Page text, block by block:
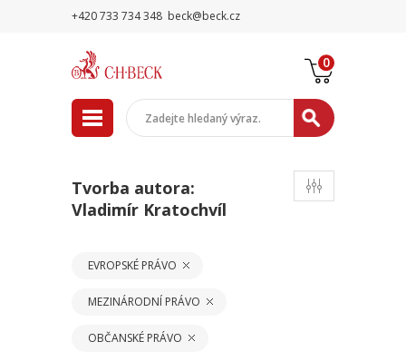
+420 733 734 348 beck@beck.cz
0
Tvorba autora:
Vladimír Kratochvíl
EVROPSKÉ PRÁVO
MEZINÁRODNÍ PRÁVO
OBČANSKÉ PRÁVO